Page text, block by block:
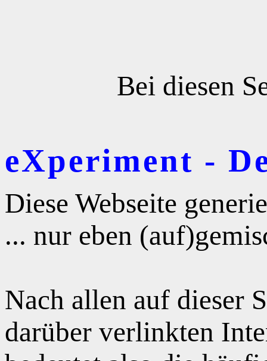
Bei diesen
eXperiment -
Diese Webseite
... nur eben
Nach allen auf dieser
darüber verlinkten